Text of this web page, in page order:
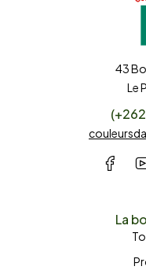
43
Le
La